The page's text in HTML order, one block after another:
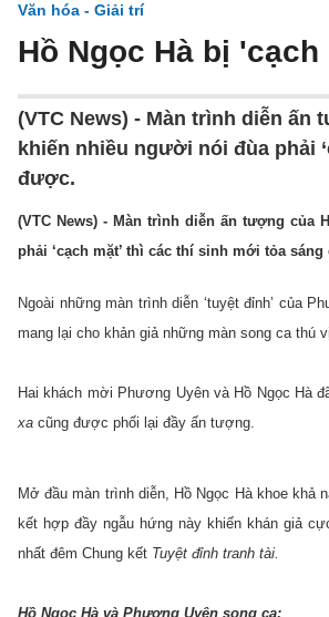
Văn hóa - Giải trí
Hồ Ngọc Hà bị
(VTC News) - Màn trình diễn ấn
khiến nhiều người nói đùa phải
được.
(VTC News) - Màn trình diễn ấn tượng của
phải ‘cạch mặt’ thì các thí sinh mới tỏa sáng
Ngoài những màn trình diễn ‘tuyệt đỉnh’ của
mang lại cho khản giả những màn song ca thú
Hai khách mời Phương Uyên và Hồ Ngọc Hà
xa cũng được phối lại đầy ấn tượng.
Mở đầu màn trình diễn, Hồ Ngọc Hà khoe khả
kết hợp đầy ngẫu hứng này khiến khán giả
nhất đêm Chung kết Tuyệt đỉnh tranh tài.
Hồ Ngọc Hà và Phương Uyên song ca: